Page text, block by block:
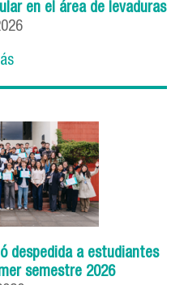
en el área de levaduras
despedida a estudiantes
semestre 2026